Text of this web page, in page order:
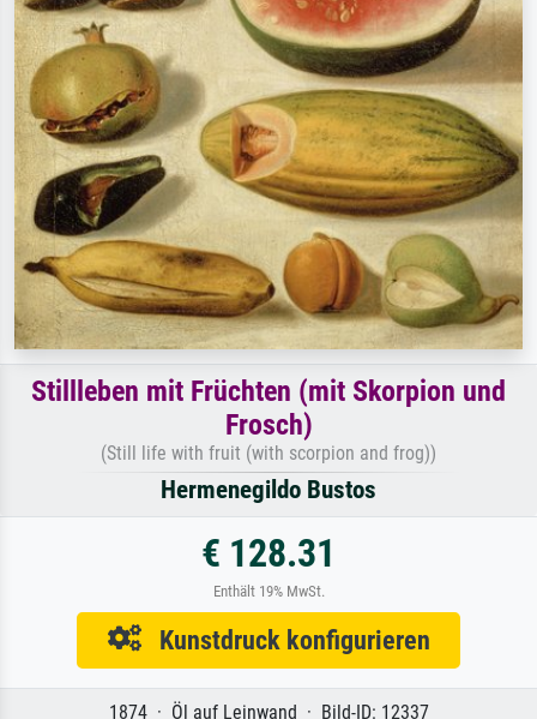
Stillleben mit Früchten (mit Skorpion und
Frosch)
(Still life with fruit (with scorpion and frog))
Hermenegildo Bustos
€ 128.31
Enthält 19% MwSt.
Kunstdruck konfigurieren
1874 · Öl auf Leinwand · Bild-ID: 12337